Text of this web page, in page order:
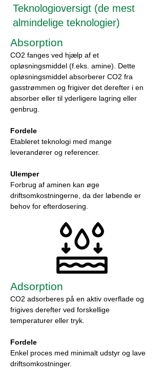
Teknologioversigt (de mest
almindelige teknologier)
Absorption
CO2 fanges ved hjælp af et
opløsningsmiddel (f.eks. amine). Dette
opløsningsmiddel absorberer CO2 fra
gasstrømmen og frigiver det derefter i en
absorber eller til yderligere lagring eller
genbrug.
Fordele
Etableret teknologi med mange
leverandører og referencer.
Ulemper
Forbrug af aminen kan øge
driftsomkostningerne, da der løbende er
behov for efterdosering.
Adsorption
CO2 adsorberes på en aktiv overflade og
frigives derefter ved forskellige
temperaturer eller tryk.
Fordele
Enkel proces med minimalt udstyr og lave
driftsomkostninger.